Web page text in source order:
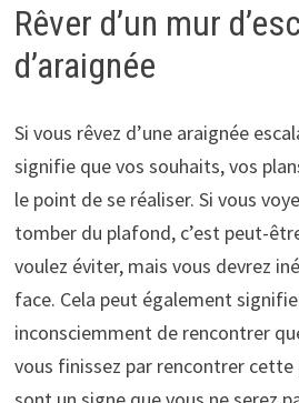
Rêver d’un mur
d’araignée
Si vous rêvez d’une araignée
signifie que vos souhaits, vos
le point de se réaliser. Si vous
tomber du plafond, c’est peut-
voulez éviter, mais vous devrez
face. Cela peut également
inconsciemment de rencontrer
vous finissez par rencontrer cette